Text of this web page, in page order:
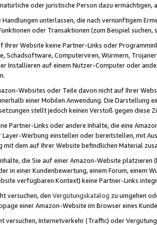
oder juristische Person dazu
unterlassen, die nach vernünftigem
oder Transaktionen (zum Beispiel
Ihrer Website keine Partner-Links oder
Schadsoftware, Computerviren, Würmern,
Installieren auf einem Nutzer-Computer oder
Websites oder Teile davon nicht auf Ihrer
einer Mobilen Anwendung. Die Darstellung
stellt jedoch keinen Verstoß gegen diese
Partner-Links oder andere Inhalte, die eine
Layer-Werbung einstellen oder bereitstellen, mit
mit dem auf Ihrer Website befindlichen Material
die Sie auf einer Amazon-Website
in einer Kundenbewertung, einem Forum, einem
verfügbaren Kontext) keine Partner-Links
versuchen, den Vergütungskatalog zu umgehen
einer Amazon-Website im Browser eines
versuchen, Internetverkehr (Traffic) oder